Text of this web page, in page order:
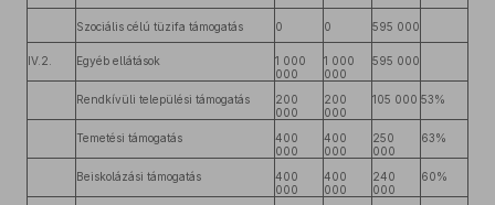
Szociális célú tüzifa támogatás 0 0 595 000
IV.2. Egyéb ellátások
1 000
000
1 000
000
595 000
Rendkívüli települési támogatás
200
000
200
000
105 000 53%
Temetési támogatás
400
000
400
000
250
000
63%
Beiskolázási támogatás
400
000
400
000
240
000
60%